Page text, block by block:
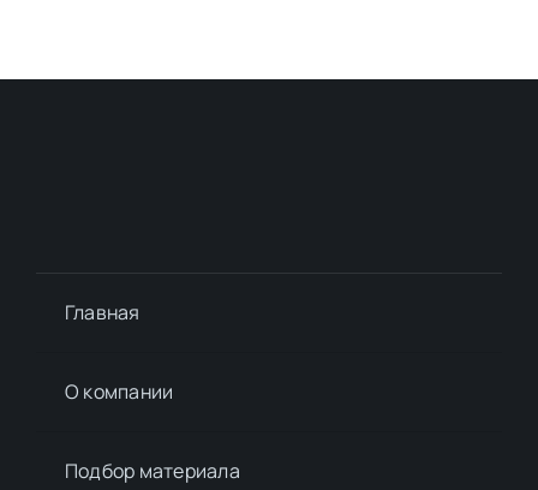
Главная
О компании
Подбор материалa